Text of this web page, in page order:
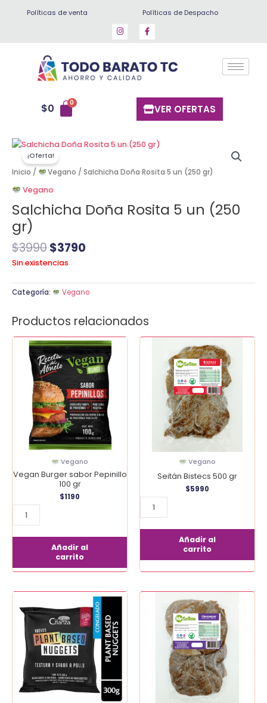
Políticas de venta Políticas de Despacho
$0 VER OFERTAS
¡Oferta!
Inicio / Vegano / Salchicha Doña Rosita 5 un (250 gr)
Vegano
Salchicha Doña Rosita 5 un (250
gr)
$3990
El
precio
original
era:
$3990.
$3790
El
actual
Sin existencias
Categoría: Vegano
Productos relacionados
Vegano
Vegan Burger sabor Pepinillo
100 gr
$1190
Vegan
Burger
sabor
Pepinillo
cantidad
Añadir al
carrito
Vegano
Seitán Bistecs 500 gr
$5990
cantidad
Añadir al
carrito
based
nuggets
300
cantidad
Churrascos
cantidad